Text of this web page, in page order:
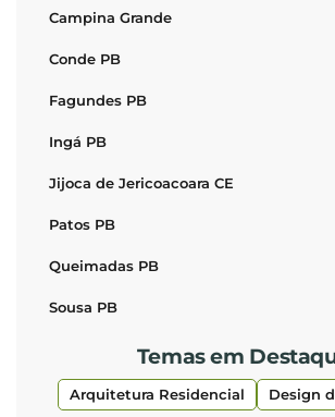
Campina Grande
Conde PB
Fagundes PB
Ingá PB
Jijoca de Jericoacoara CE
Patos PB
Queimadas PB
Sousa PB
Temas em
Arquitetura Residencial Design